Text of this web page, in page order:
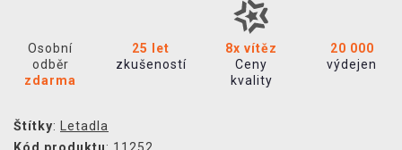
Osobní
odběr
zdarma
25 let
zkušeností
8x vítěz
Ceny
kvality
20 000
výdejen
Štítky: Letadla